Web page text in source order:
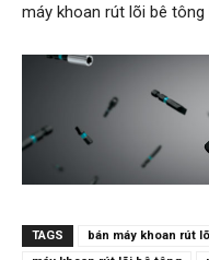
máy khoan rút lõi bê tông
TAGS
bán máy khoan rút